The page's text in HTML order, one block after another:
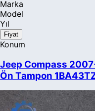
Marka
Model
Yıl
Fiyat
Konum
Jeep Compass
Ön Tampon